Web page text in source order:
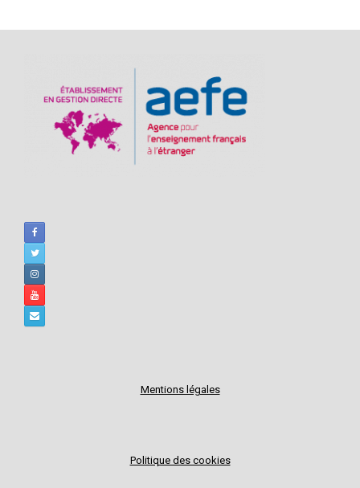
Mentions légales
Politique des cookies